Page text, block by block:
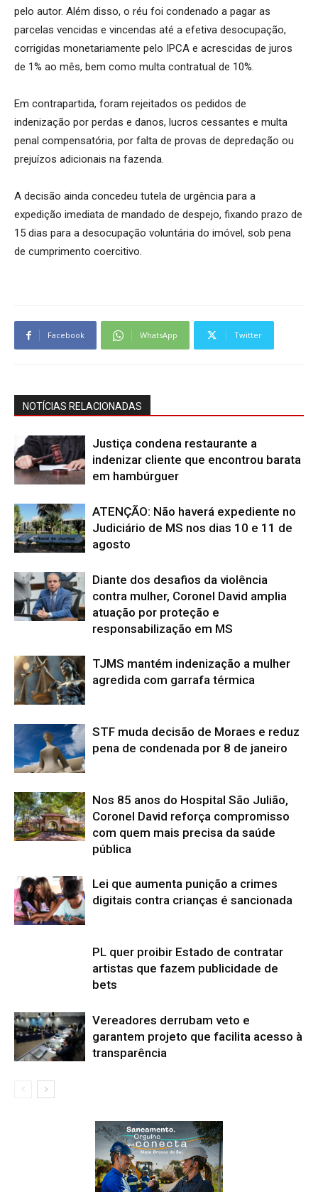
pelo autor. Além disso, o réu foi condenado a pagar as
parcelas vencidas e vincendas até a efetiva desocupação,
corrigidas monetariamente pelo IPCA e acrescidas de juros
de 1% ao mês, bem como multa contratual de 10%.
Em contrapartida, foram rejeitados os pedidos de
indenização por perdas e danos, lucros cessantes e multa
penal compensatória, por falta de provas de depredação ou
prejuízos adicionais na fazenda.
A decisão ainda concedeu tutela de urgência para a
expedição imediata de mandado de despejo, fixando prazo de
15 dias para a desocupação voluntária do imóvel, sob pena
de cumprimento coercitivo.
Facebook WhatsApp Twitter
NOTÍCIAS RELACIONADAS
Justiça condena restaurante a
indenizar cliente que encontrou barata
em hambúrguer
ATENÇÃO: Não haverá expediente no
Judiciário de MS nos dias 10 e 11 de
agosto
Diante dos desafios da violência
contra mulher, Coronel David amplia
atuação por proteção e
responsabilização em MS
TJMS mantém indenização a mulher
agredida com garrafa térmica
STF muda decisão de Moraes e reduz
pena de condenada por 8 de janeiro
Nos 85 anos do Hospital São Julião,
Coronel David reforça compromisso
com quem mais precisa da saúde
pública
Lei que aumenta punição a crimes
digitais contra crianças é sancionada
PL quer proibir Estado de contratar
artistas que fazem publicidade de
bets
Vereadores derrubam veto e
garantem projeto que facilita acesso à
transparência